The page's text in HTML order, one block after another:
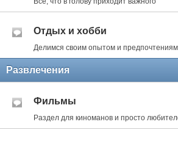
Отдых и хобби
Делимся своим опытом и
Развлечения
Фильмы
Раздел для киноманов и просто